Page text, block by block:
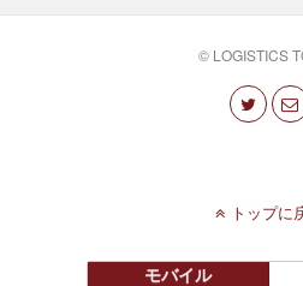
© LOGISTICS
トップに
モバイル